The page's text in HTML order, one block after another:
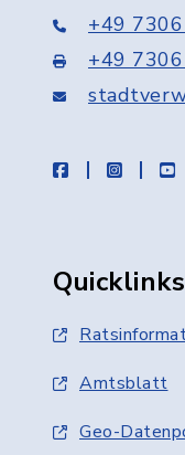
+49
+49
facebook
Quicklinks
Amtsblatt
Geo-